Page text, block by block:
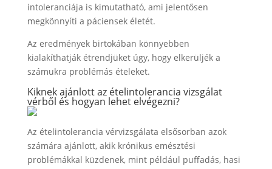
intoleranciája is kimutatható, ami jelentősen
megkönnyíti a páciensek életét.
Az eredmények birtokában könnyebben
kialakíthatják étrendjüket úgy, hogy elkerüljék a
számukra problémás ételeket.
Kiknek ajánlott az ételintolerancia vizsgálat
vérből és hogyan lehet elvégezni?
Az ételintolerancia vérvizsgálata elsősorban azok
számára ajánlott, akik krónikus emésztési
problémákkal küzdenek, mint például puffadás, hasi